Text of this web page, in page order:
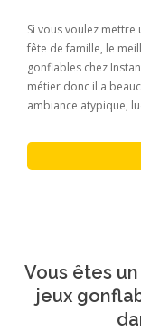
Si vous voulez
fête de famille, le
gonflables chez
métier donc il a
ambiance atypique,
Vous êtes
jeux